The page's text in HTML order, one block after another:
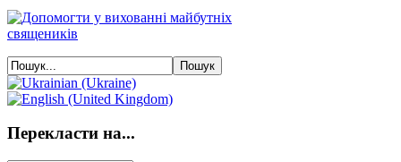
Перекласти на...